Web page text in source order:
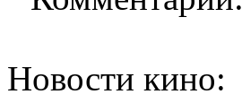
Новости кино: